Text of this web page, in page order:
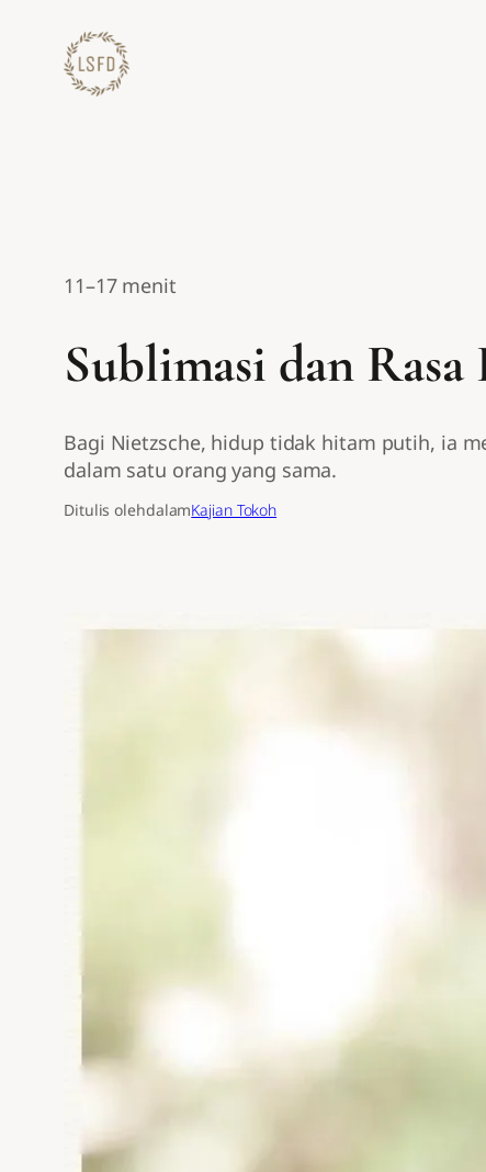
konten
11–17 menit
Sublimasi dan Rasa
Bagi Nietzsche, hidup tidak hitam putih, ia
dalam satu orang yang sama.
Ditulis olehdalamKajian Tokoh